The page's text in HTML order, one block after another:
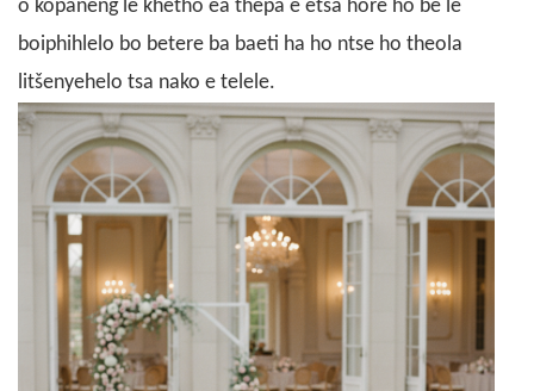
o kopaneng le khetho ea thepa e etsa hore ho be le
boiphihlelo bo betere ba baeti ha ho ntse ho theola
litšenyehelo tsa nako e telele.